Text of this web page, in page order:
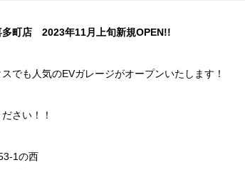
多町店 2023年11月上旬新規OPEN!!
でも人気のEVガレージがオープンいたします！
さい！！
1の西